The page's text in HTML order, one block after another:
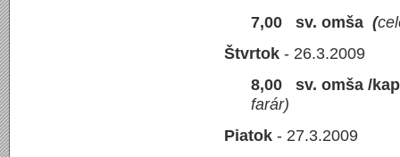
7,00 sv. omša (
Štvrtok - 26.3.2009
8,00 sv. omša /
farár)
Piatok -